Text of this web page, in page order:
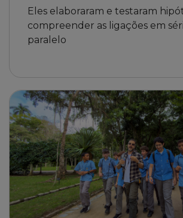
Eles elaboraram e testaram
compreender as ligações em
paralelo